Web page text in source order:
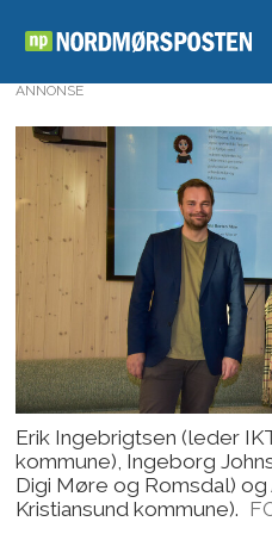
ANNONSE
Erik Ingebrigtsen (leder
kommune), Ingeborg
Digi Møre og Romsdal)
Kristiansund kommune).